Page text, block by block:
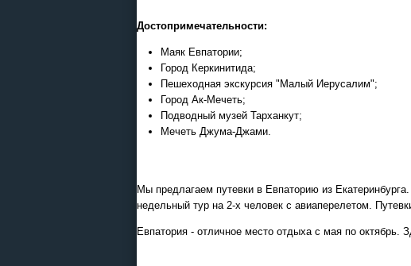
Экскурсионные программы
Достопримечательности:
Маяк Евпатории;
Город Керкинитида;
Пешеходная экскурсия "Малый Иерусалим";
Город Ак-Мечеть;
Подводный музей Тарханкут;
Мечеть Джума-Джами.
Мы предлагаем путевки в Евпаторию из
недельный тур на 2-х человек с авиаперелетом.
Евпатория - отличное место отдыха с мая по октябрь.